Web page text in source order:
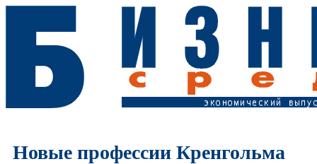
Новые профессии Кренгольма